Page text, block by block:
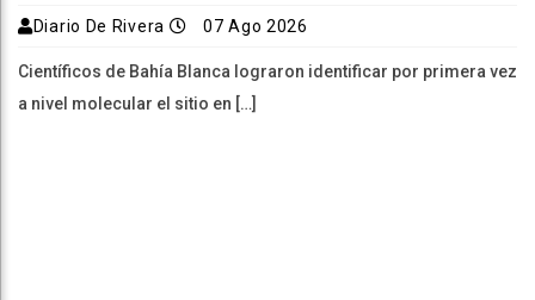
Diario De Rivera 07 Ago 2026
Científicos de Bahía Blanca lograron identificar por primera vez
a nivel molecular el sitio en […]